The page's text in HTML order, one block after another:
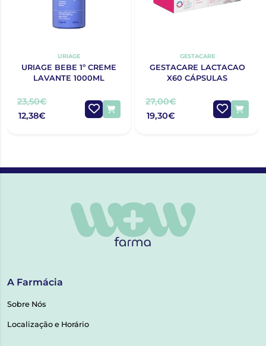
URIAGE
URIAGE BEBE 1º CREME
LAVANTE 1000ML
23,50€
12,38€
GESTACARE
GESTACARE LACTACAO
X60 CÁPSULAS
27,00€
19,30€
A Farmácia
Sobre Nós
Localização e Horário